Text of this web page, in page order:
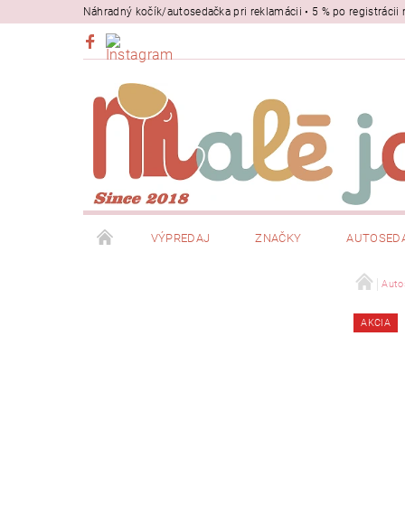
Náhradný kočík/autosedačka pri reklamácii • 5 % po
VÝPREDAJ ZNAČKY
AKCIA